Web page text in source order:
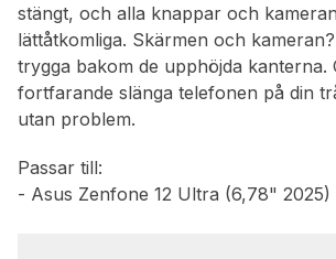
stängt, och alla knappar och
lättåtkomliga. Skärmen och
trygga bakom de upphöjda kanterna.
fortfarande slänga telefonen på din
utan problem.
Passar till:
- Asus Zenfone 12 Ultra (6,78" 2025)